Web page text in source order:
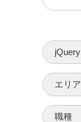
jQuery
エリア
職種